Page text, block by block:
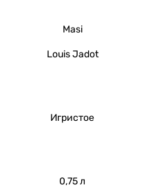
Masi
Louis Jadot
Игристое
0,75 л